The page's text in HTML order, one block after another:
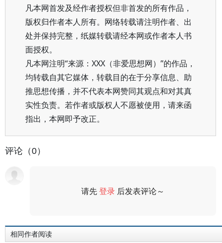
凡本网首发及经作者授权但非首发的所有作品，
版权归作者本人所有。网络转载请注明作者、出
处并保持完整，纸媒转载请经本网或作者本人书
面授权。
凡本网注明“来源：XXX（非爱思想网）”的作品，
均转载自其它媒体，转载目的在于分享信息、助
推思想传播，并不代表本网赞同其观点和对其真
实性负责。若作者或版权人不愿被使用，请来函
指出，本网即予改正。
评论（0）
请先登录 后发表评论～
相同作者阅读